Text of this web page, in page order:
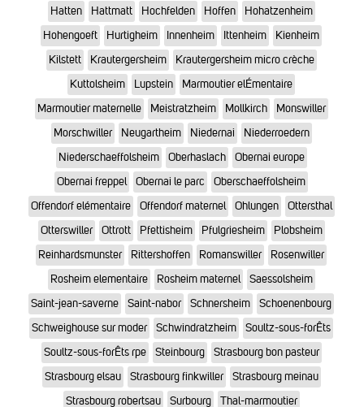
Hatten
Hattmatt Hochfelden Hoffen
Hohatzenheim
Hohengoeft
Hurtigheim Innenheim Ittenheim
Kienheim
Kilstett
Krautergersheim
Krautergersheim micro crèche
Kuttolsheim
Lupstein
Marmoutier elÉmentaire
Marmoutier maternelle
Meistratzheim Mollkirch
Monswiller
Morschwiller
Neugartheim Niedernai
Niederroedern
Niederschaeffolsheim
Oberhaslach
Obernai europe
Obernai freppel
Obernai le parc
Oberschaeffolsheim
Offendorf elémentaire
Offendorf maternel Ohlungen
Ottersthal
Otterswiller
Ottrott Pfettisheim Pfulgriesheim
Plobsheim
Reinhardsmunster
Rittershoffen Romanswiller
Rosenwiller
Rosheim elementaire
Rosheim maternel
Saessolsheim
Saint-jean-saverne
Saint-nabor Schnersheim
Schoenenbourg
Schweighouse sur moder
Schwindratzheim
Soultz-sous-forÊts
Soultz-sous-forÊts rpe
Steinbourg
Strasbourg bon pasteur
Strasbourg elsau
Strasbourg finkwiller
Strasbourg meinau
Strasbourg robertsau
Surbourg Thal-marmoutier